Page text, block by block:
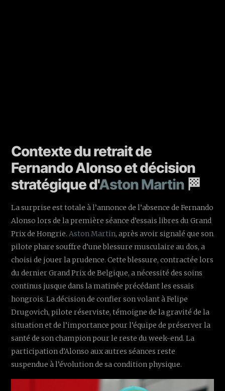
Contexte du retrait de
Fernando Alonso et décision
stratégique d'Aston Martin 🏁
La surprise est totale à l’annonce de l’absence de Fernando
Alonso lors de la première séance d’essais libres du Grand
Prix de Hongrie.Aston Martin, après avoir signalé que son
pilote phare souffre d’une blessure musculaire au dos, a
choisi de jouer la prudence. Cette blessure, contractée lors
du dernier Grand Prix de Belgique, a nécessité des soins
continus jusque dans la matinée précédant les essais
hongrois. La décision de confier son volant à Felipe
Drugovich, pilote réserviste, témoigne de la gravité de la
situation et de l’importance pour l’équipe de préserver la
santé de son champion pour le reste du week-end. La
participation d’Alonso aux autres séances reste
suspendue à l’évolution de sa condition physique.